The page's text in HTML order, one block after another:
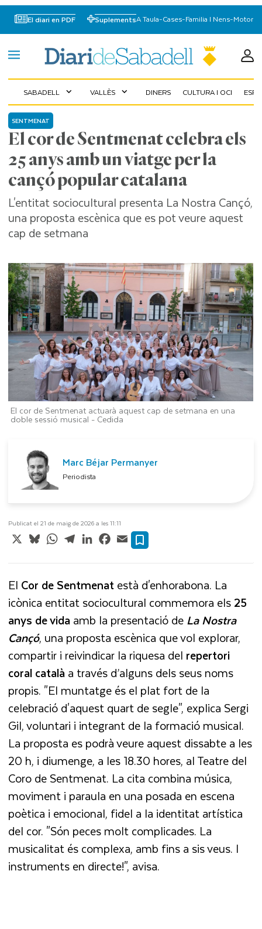
El diari en PDF SuplementsA Taula-Cases-Familia I Nens-Motor
SABADELL expand_more VALLÈS expand_more DINERS CULTURA I OCI
El cor de Sentmenat celebra els
25 anys amb un viatge per la
cançó popular catalana
SENTMENAT
L'entitat sociocultural presenta La Nostra Cançó,
una proposta escènica que es pot veure aquest
cap de setmana
El cor de Sentmenat actuarà aquest cap de setmana en una
doble sessió musical - Cedida
Marc Béjar Permanyer
Periodista
Publicat el 21 de maig de 2026 a les 11:11
X BlueskyWhatsApp
TelegramLinkedInFacebook
Email
El Cor de Sentmenatestà d'enhorabona. La
icònica entitat sociocultural commemora els25
anys de vidaamb la presentació deLa Nostra
Cançó, una proposta escènica que vol explorar,
compartir i reivindicar la riquesa del repertori
coral catalàa través d’alguns dels seus noms
propis. "El muntatge és el plat fort de la
celebració d'aquest quart de segle", explica Sergi
Gil, voluntari i integrant de la formació musical.
La proposta es podrà veure aquest dissabte a les
20 h, i diumenge, a les 18.30 hores, al Teatre del
Coro de Sentmenat. La cita combina música,
moviment i paraula en una posada en escena
poètica i emocional, fidel a la identitat artística
del cor. "Són peces molt complicades. La
musicalitat és complexa, amb fins a sis veus. I
instruments en directe!", avisa.